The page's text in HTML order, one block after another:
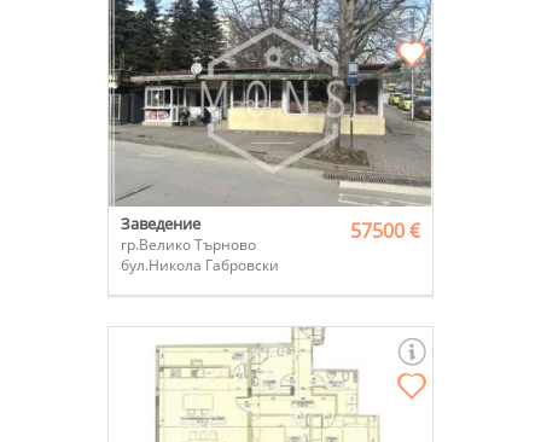
Заведение
гр.Велико Търново
бул.Никола Габровски
57500 €